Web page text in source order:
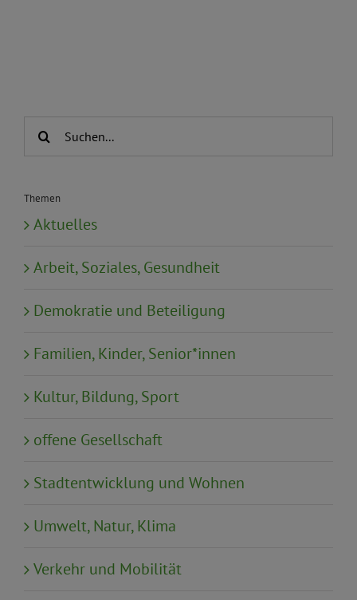
Suche
Themen
Aktuelles
Arbeit, Soziales, Gesundheit
Demokratie und Beteiligung
Familien, Kinder, Senior*innen
Kultur, Bildung, Sport
offene Gesellschaft
Stadtentwicklung und Wohnen
Umwelt, Natur, Klima
Verkehr und Mobilität